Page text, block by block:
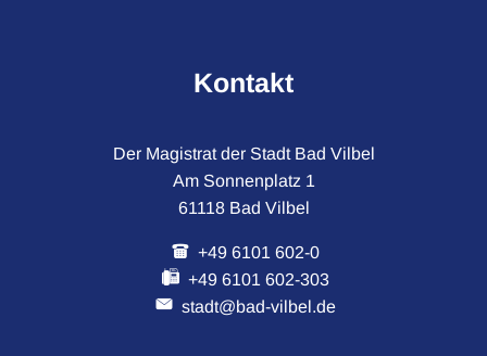
Kontakt
Der Magistrat der Stadt Bad Vilbel
Am Sonnenplatz 1
61118 Bad Vilbel
+49 6101 602-0
+49 6101 602-303
stadt@bad-vilbel.de